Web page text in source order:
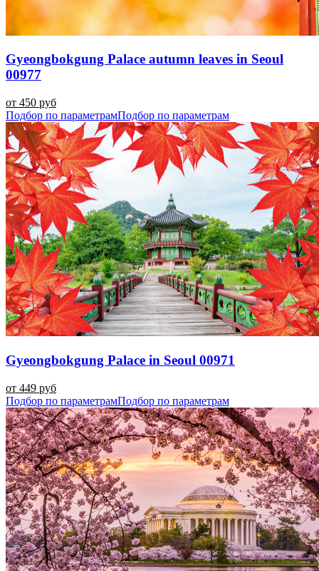
Gyeongbokgung Palace autumn leaves in Seoul
00977
от 450 руб
Подбор по параметрамПодбор по параметрам
Gyeongbokgung Palace in Seoul 00971
от 449 руб
Подбор по параметрамПодбор по параметрам